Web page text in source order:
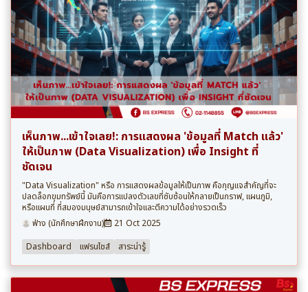
เห็นภาพ...เข้าใจเลย!: การแสดงผล 'ข้อมูลที่ Match แล้ว'
ให้เป็นภาพ (Data Visualization) เพื่อ Insight ที่
ชัดเจน
"Data Visualization" หรือ การแสดงผลข้อมูลให้เป็นภาพ คือกุญแจสำคัญที่จะ
ปลดล็อกขุมทรัพย์นี้ มันคือการแปลงตัวเลขที่ซับซ้อนให้กลายเป็นกราฟ, แผนภูมิ,
หรือแผนที่ ที่สมองมนุษย์สามารถเข้าใจและตีความได้อย่างรวดเร็ว
ฟ่าง (นักศึกษาฝึกงาน)
21 Oct 2025
Dashboard
แฟรนไชส์ สาระน่ารู้